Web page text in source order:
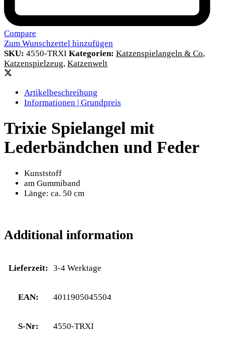
Compare
Zum Wunschzettel hinzufügen
SKU: 4550-TRXI Kategorien: Katzenspielangeln & Co,
Katzenspielzeug, Katzenwelt
Artikelbeschreibung
Informationen | Grundpreis
Trixie Spielangel mit
Lederbändchen und Feder
Kunststoff
am Gummiband
Länge: ca. 50 cm
Additional information
Lieferzeit: 3-4 Werktage
EAN: 4011905045504
S-Nr: 4550-TRXI